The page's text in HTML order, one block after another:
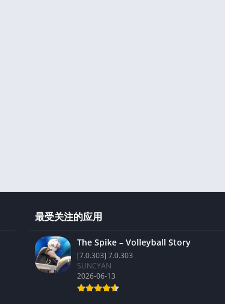
最受关注的应用
The Spike – Volleyball Story
[7.0.303] 7.0.303
SUNCYAN
2026-06-13